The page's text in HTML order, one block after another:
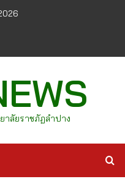
าลัยราชภัฏลำปาง